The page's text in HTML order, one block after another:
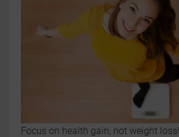
Focus on health gain, not weight loss!